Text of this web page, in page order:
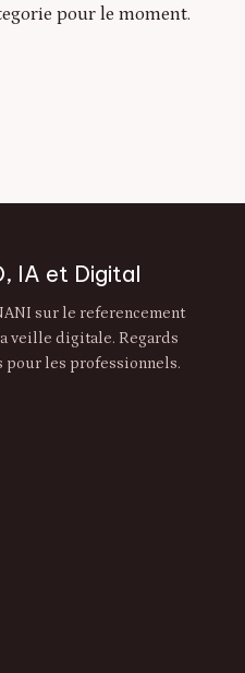
pour le moment.
IA et Digital
sur le referencement
veille digitale. Regards
les professionnels.